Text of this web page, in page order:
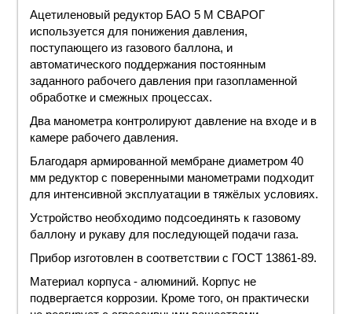
Ацетиленовый редуктор БАО 5 М СВАРОГ
используется для понижения давления,
поступающего из газового баллона, и
автоматического поддержания постоянным
заданного рабочего давления при газопламенной
обработке и смежных процессах.
Два манометра контролируют давление на входе и в
камере рабочего давления.
Благодаря армированной мембране диаметром 40
мм редуктор с поверенными манометрами подходит
для интенсивной эксплуатации в тяжёлых условиях.
Устройство необходимо подсоединять к газовому
баллону и рукаву для последующей подачи газа.
Прибор изготовлен в соответствии с ГОСТ 13861-89.
Материал корпуса - алюминий. Корпус не
подвергается коррозии. Кроме того, он практически